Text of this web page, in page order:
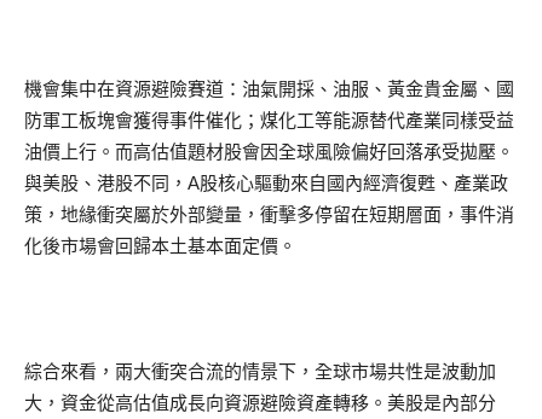
機會集中在資源避險賽道：油氣開採、油服、黃金貴金屬、國
防軍工板塊會獲得事件催化；煤化工等能源替代產業同樣受益
油價上行。而高估值題材股會因全球風險偏好回落承受拋壓。
與美股、港股不同，A股核心驅動來自國內經濟復甦、產業政
策，地緣衝突屬於外部變量，衝擊多停留在短期層面，事件消
化後市場會回歸本土基本面定價。
綜合來看，兩大衝突合流的情景下，全球市場共性是波動加
大，資金從高估值成長向資源避險資產轉移。美股是內部分